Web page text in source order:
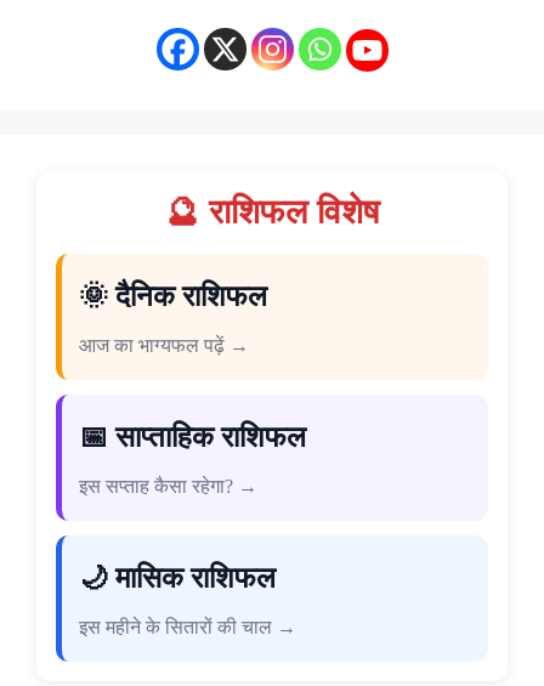
🔮 राशिफल विशेष
🌞 दैनिक राशिफल
आज का भाग्यफल पढ़ें →
📅 साप्ताहिक राशिफल
इस सप्ताह कैसा रहेगा? →
🌙 मासिक राशिफल
इस महीने के सितारों की चाल →